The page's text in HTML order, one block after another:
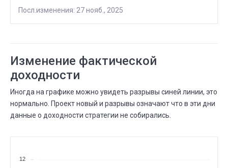
Посл.изменения: 27 нояб., 2025
Изменение фактической
доходности
Иногда на графике можно увидеть разрывы синей линии, это
нормально. Проект новый и разрывы означают что в эти дни
данные о доходности стратегии не собирались.
12